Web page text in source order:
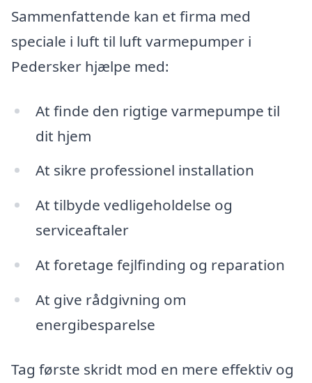
Sammenfattende kan et firma med
speciale i luft til luft varmepumper i
Pedersker hjælpe med:
At finde den rigtige varmepumpe til
dit hjem
At sikre professionel installation
At tilbyde vedligeholdelse og
serviceaftaler
At foretage fejlfinding og reparation
At give rådgivning om
energibesparelse
Tag første skridt mod en mere effektiv og